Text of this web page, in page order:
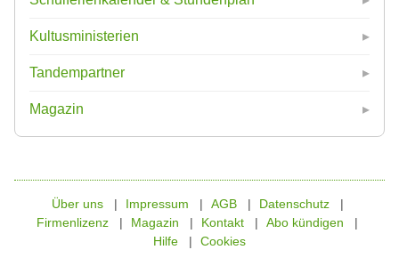
Kultusministerien
Tandempartner
Magazin
Über uns Impressum AGB
Datenschutz
Firmenlizenz
Magazin Kontakt
Abo kündigen
Hilfe
Cookies